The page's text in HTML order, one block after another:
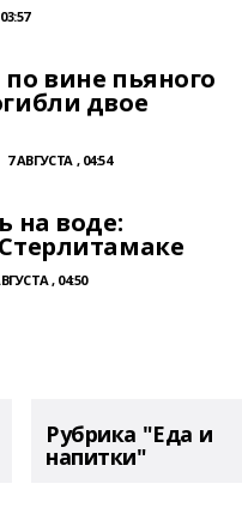
вине пьяного
двое
7 АВГУСТА , 04:54
на воде:
, 04:50
Рубрика "Еда и
напитки"